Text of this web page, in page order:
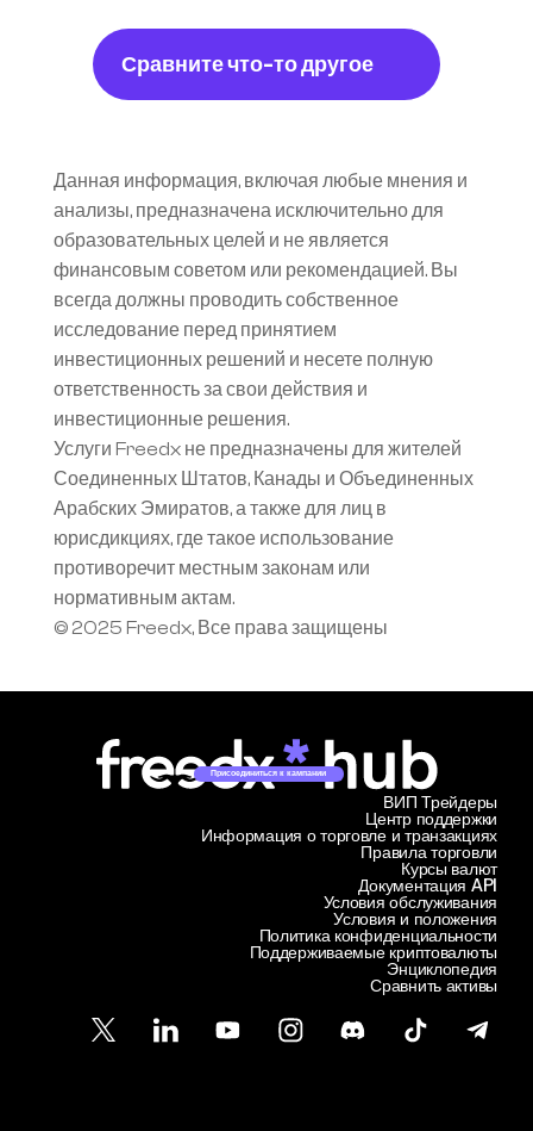
Сравните что-то другое
Данная информация, включая любые мнения и
анализы, предназначена исключительно для
образовательных целей и не является
финансовым советом или рекомендацией. Вы
всегда должны проводить собственное
исследование перед принятием
инвестиционных решений и несете полную
ответственность за свои действия и
инвестиционные решения.
Услуги Freedx не предназначены для жителей
Соединенных Штатов, Канады и Объединенных
Арабских Эмиратов, а также для лиц в
юрисдикциях, где такое использование
противоречит местным законам или
нормативным актам.
© 2025 Freedx, Все права защищены
Присоединиться к кампании
Центр поддержки
Информация о торговле и транзакциях
ВИП Трейдеры
Правила торговли
Курсы валют
Документация API
Условия обслуживания
Условия и положения
Политика конфиденциальности
Поддерживаемые криптовалюты
Энциклопедия
Сравнить активы